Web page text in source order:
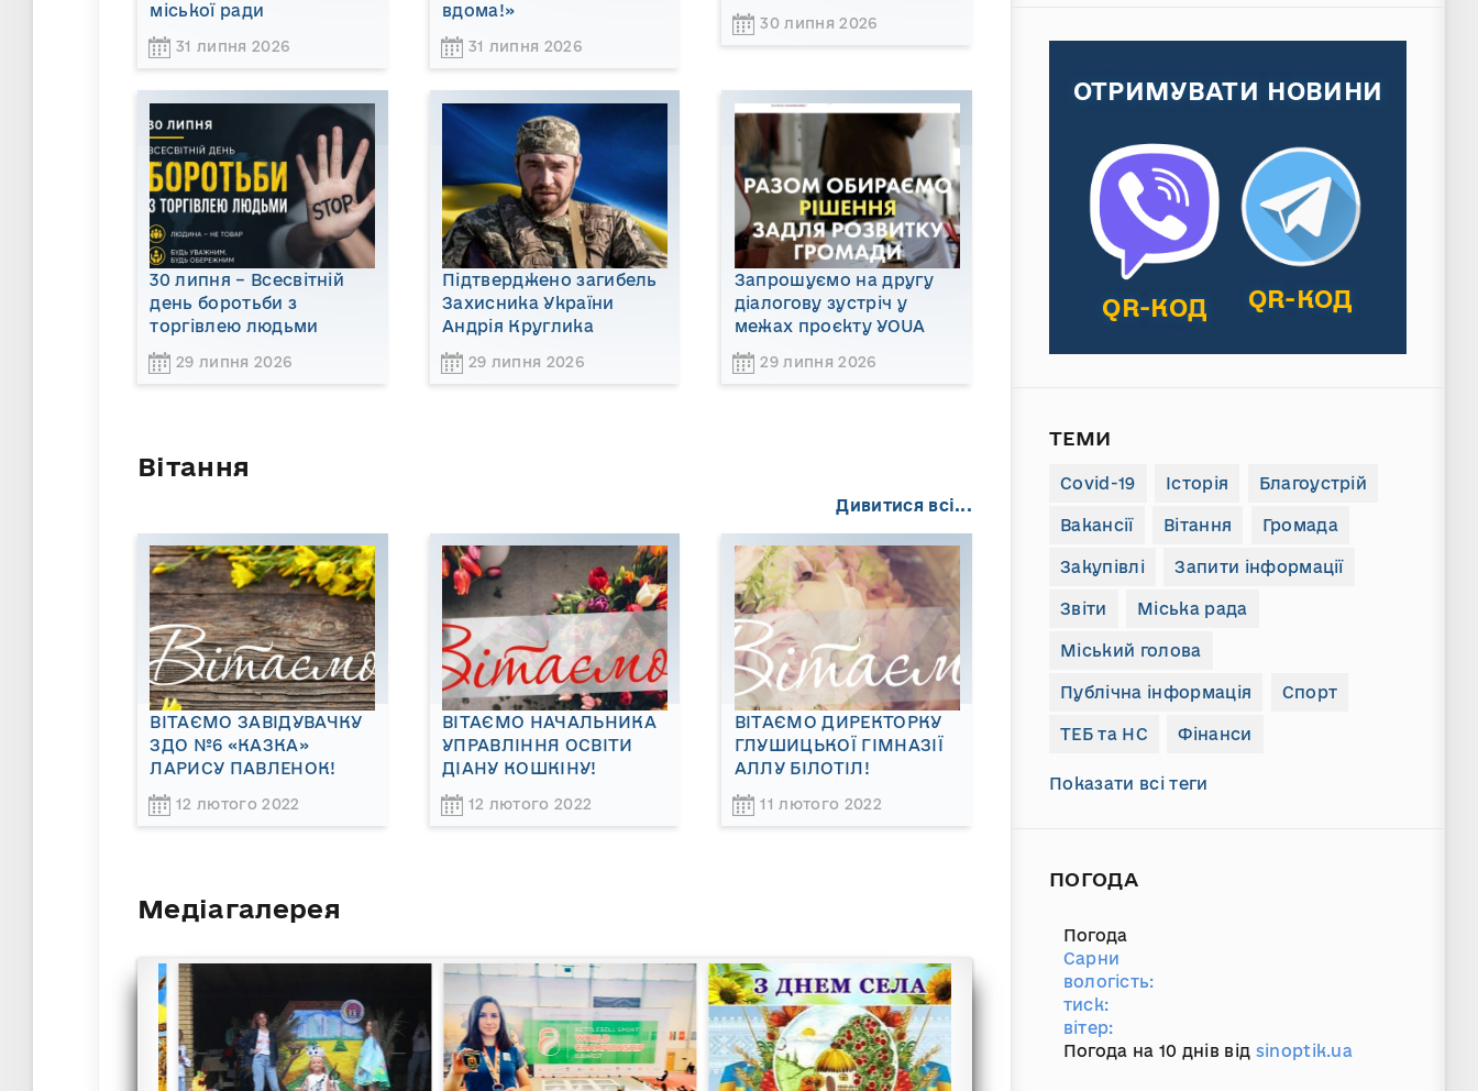
міської ради
31 липня 2026
вдома!»
31 липня 2026
30 липня 2026
30 липня – Всесвітній
день боротьби з
торгівлею людьми
29 липня 2026
Підтверджено загибель
Захисника України
Андрія Круглика
29 липня 2026
Запрошуємо на другу
діалогову зустріч у
межах проєкту YOUA
29 липня 2026
Вітання
Дивитися всі...
ВІТАЄМО ЗАВІДУВАЧКУ
ЗДО №6 «КАЗКА»
ЛАРИСУ ПАВЛЕНОК!
12 лютого 2022
ВІТАЄМО НАЧАЛЬНИКА
УПРАВЛІННЯ ОСВІТИ
ДІАНУ КОШКІНУ!
12 лютого 2022
ВІТАЄМО ДИРЕКТОРКУ
ГЛУШИЦЬКОЇ ГІМНАЗІЇ
АЛЛУ БІЛОТІЛ!
11 лютого 2022
Медіагалерея
ОТРИМУВАТИ НОВИНИ
QR-КОД QR-КОД
ТЕМИ
Covid-19 Історія Благоустрій
Вакансії Вітання Громада
Закупівлі Запити інформації
Звіти Міська рада
Міський голова
Публічна інформація Спорт
ТЕБ та НС Фінанси
Показати всі теги
ПОГОДА
Погода
Сарни
вологість:
тиск:
вітер:
Погода на 10 днів від sinoptik.ua